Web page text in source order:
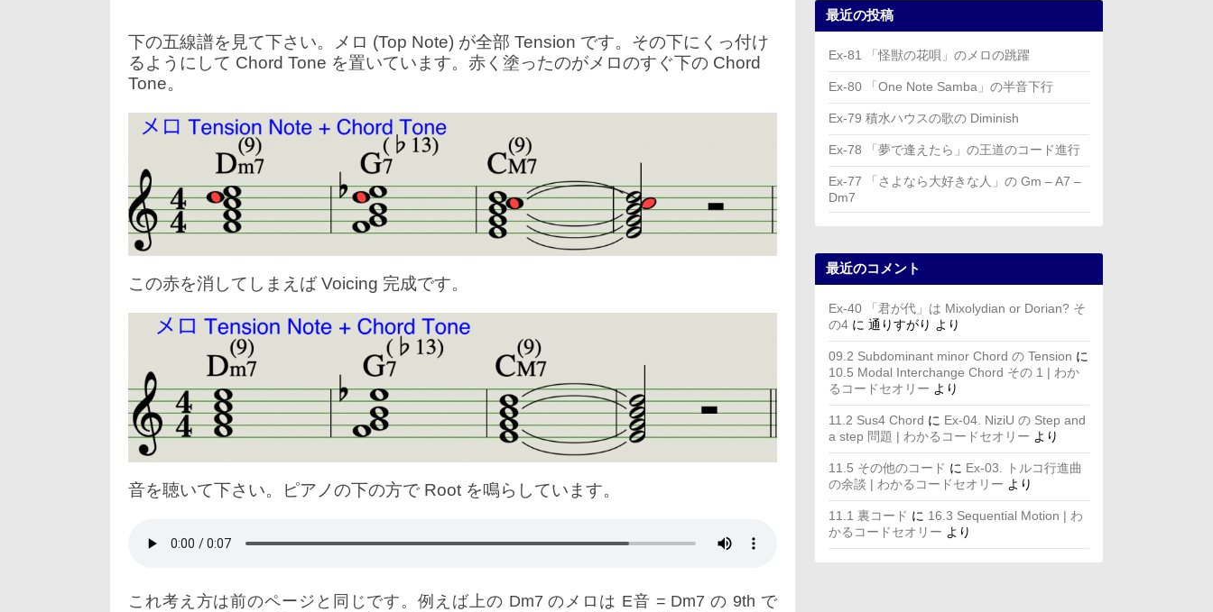
下の五線譜を見て下さい。メロ (Top Note) が全部 Tension です。その下にくっ付け
るようにして Chord Tone を置いています。赤く塗ったのがメロのすぐ下の Chord
Tone。
この赤を消してしまえば Voicing 完成です。
音を聴いて下さい。ピアノの下の方で Root を鳴らしています。
これ考え方は前のページと同じです。例えば上の Dm7 のメロは E音 = Dm7 の 9th で
最近の投稿
Ex-81 「怪獣の花唄」のメロの跳躍
Ex-80 「One Note Samba」の半音下行
Ex-79 積水ハウスの歌の Diminish
Ex-78 「夢で逢えたら」の王道のコード進行
Ex-77 「さよなら大好きな人」の Gm – A7 –
Dm7
最近のコメント
Ex-40 「君が代」は Mixolydian or Dorian? そ
の4 に 通りすがり より
09.2 Subdominant minor Chord の Tension に
10.5 Modal Interchange Chord その 1 | わか
るコードセオリー より
11.2 Sus4 Chord に Ex-04. NiziU の Step and
a step 問題 | わかるコードセオリー より
11.5 その他のコード に Ex-03. トルコ行進曲
の余談 | わかるコードセオリー より
11.1 裏コード に 16.3 Sequential Motion | わ
かるコードセオリー より